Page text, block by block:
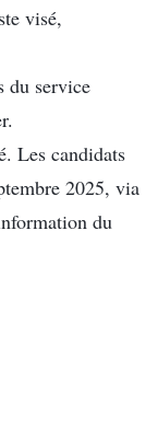
visé,
du service
Les candidats
2025, via
du